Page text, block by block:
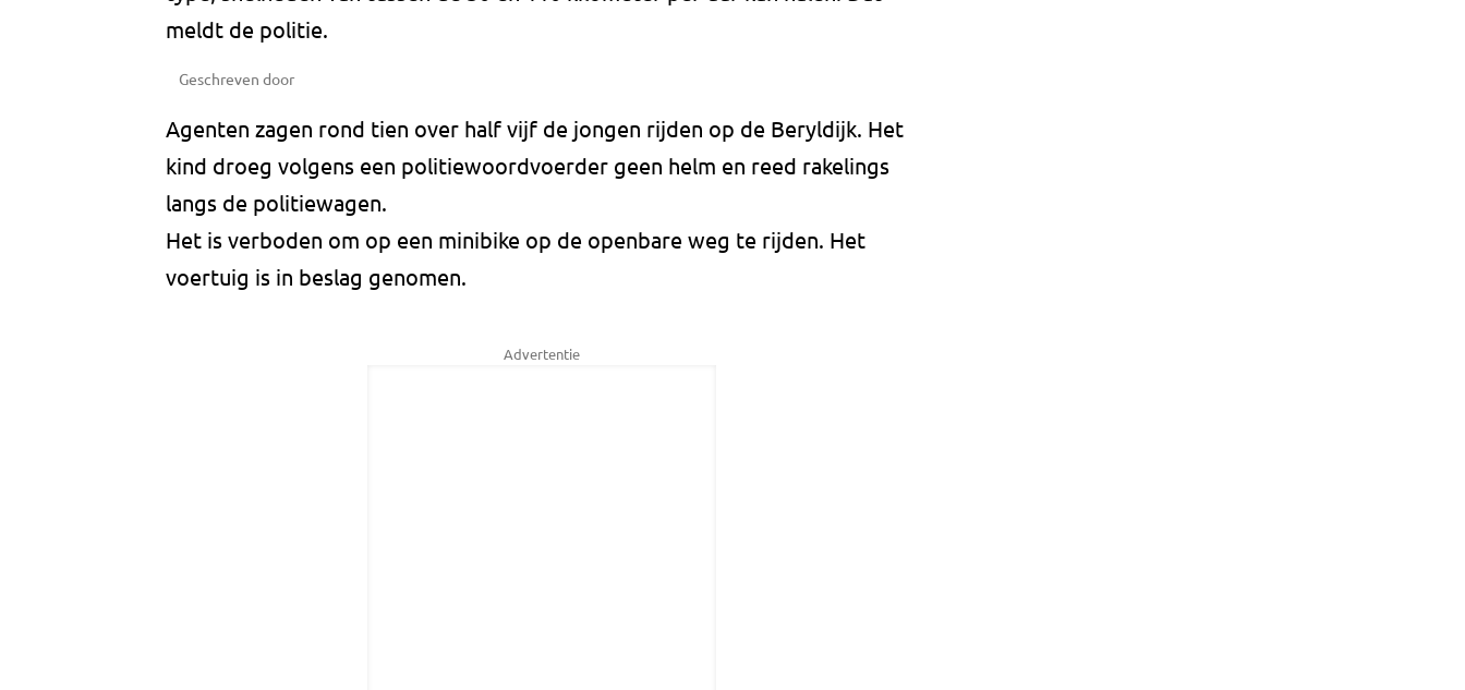
meldt de politie.
Geschreven door
Agenten zagen rond tien over half vijf de jongen rijden op de Beryldijk. Het
kind droeg volgens een politiewoordvoerder geen helm en reed rakelings
langs de politiewagen.
Het is verboden om op een minibike op de openbare weg te rijden. Het
voertuig is in beslag genomen.
Advertentie